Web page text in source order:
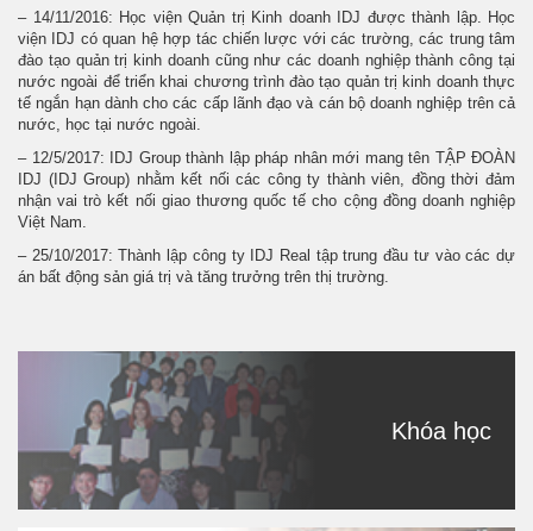
– 14/11/2016: Học viện Quản trị Kinh doanh IDJ được thành lập. Học
viện IDJ có quan hệ hợp tác chiến lược với các trường, các trung tâm
đào tạo quản trị kinh doanh cũng như các doanh nghiệp thành công tại
nước ngoài để triển khai chương trình đào tạo quản trị kinh doanh thực
tế ngắn hạn dành cho các cấp lãnh đạo và cán bộ doanh nghiệp trên cả
nước, học tại nước ngoài.
– 12/5/2017: IDJ Group thành lập pháp nhân mới mang tên TẬP ĐOÀN
IDJ (IDJ Group) nhằm kết nối các công ty thành viên, đồng thời đảm
nhận vai trò kết nối giao thương quốc tế cho cộng đồng doanh nghiệp
Việt Nam.
– 25/10/2017: Thành lập công ty IDJ Real tập trung đầu tư vào các dự
án bất động sản giá trị và tăng trưởng trên thị trường.
Khóa học